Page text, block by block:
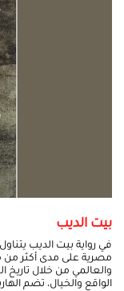
بيت الديب
في رواية بيت الديب
مصرية على مدى أكثر من
والعالمي من خلال تاريخ
الواقع والخيال، تضم